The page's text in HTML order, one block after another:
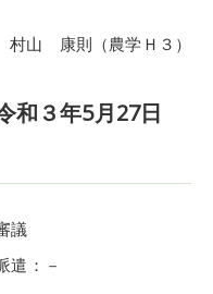
村山 康則（農学Ｈ３）
和３年5月27日
議
：－